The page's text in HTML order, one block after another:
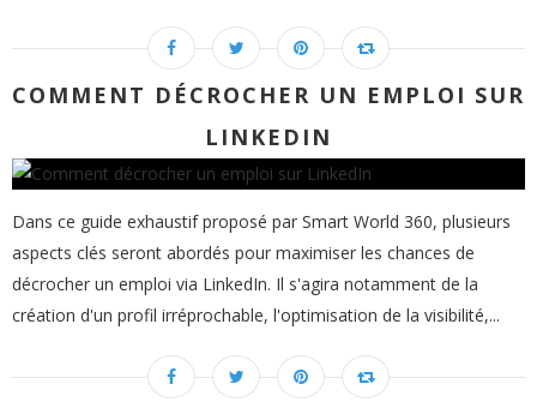
COMMENT DÉCROCHER UN EMPLOI SUR
LINKEDIN
Dans ce guide exhaustif proposé par Smart World 360, plusieurs
aspects clés seront abordés pour maximiser les chances de
décrocher un emploi via LinkedIn. Il s'agira notamment de la
création d'un profil irréprochable, l'optimisation de la visibilité,...